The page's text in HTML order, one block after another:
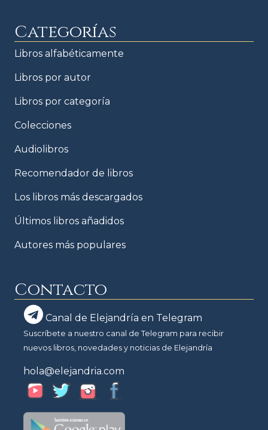
Categorías
Libros alfabéticamente
Libros por autor
Libros por categoría
Colecciones
Audiolibros
Recomendador de libros
Los libros más descargados
Últimos libros añadidos
Autores más populares
Contacto
Canal de Elejandría en Telegram
Suscríbete a nuestro canal de Telegram para recibir
nuevos libros, novedades y noticias de Elejandría
hola@elejandria.com